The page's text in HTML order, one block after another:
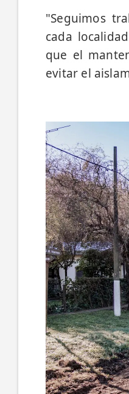
"Seguimos
cada
que el
evitar el